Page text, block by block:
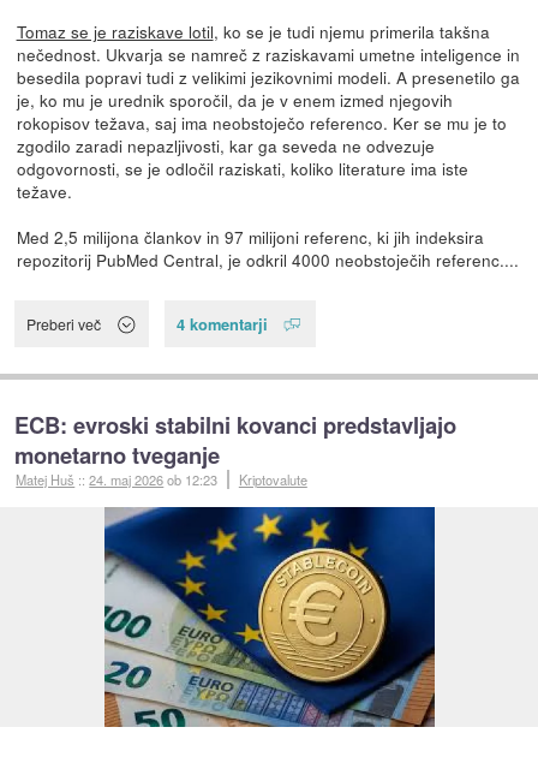
Tomaz se je raziskave lotil, ko se je tudi njemu primerila takšna
nečednost. Ukvarja se namreč z raziskavami umetne inteligence in
besedila popravi tudi z velikimi jezikovnimi modeli. A presenetilo ga
je, ko mu je urednik sporočil, da je v enem izmed njegovih
rokopisov težava, saj ima neobstoječo referenco. Ker se mu je to
zgodilo zaradi nepazljivosti, kar ga seveda ne odvezuje
odgovornosti, se je odločil raziskati, koliko literature ima iste
težave.
Med 2,5 milijona člankov in 97 milijoni referenc, ki jih indeksira
repozitorij PubMed Central, je odkril 4000 neobstoječih referenc....
Preberi več 4 komentarji
ECB: evroski stabilni kovanci predstavljajo
monetarno tveganje
Matej Huš ::24. maj 2026ob 12:23 Kriptovalute